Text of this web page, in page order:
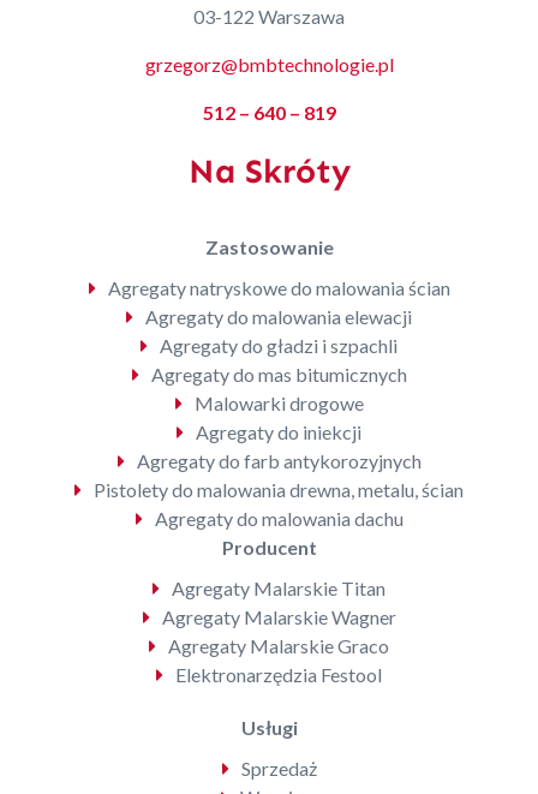
03-122 Warszawa
grzegorz@bmbtechnologie.pl
512 – 640 – 819
Na Skróty
Zastosowanie
Agregaty natryskowe do malowania ścian
Agregaty do malowania elewacji
Agregaty do gładzi i szpachli
Agregaty do mas bitumicznych
Malowarki drogowe
Agregaty do iniekcji
Agregaty do farb antykorozyjnych
Pistolety do malowania drewna, metalu, ścian
Agregaty do malowania dachu
Producent
Agregaty Malarskie Titan
Agregaty Malarskie Wagner
Agregaty Malarskie Graco
Elektronarzędzia Festool
Usługi
Sprzedaż